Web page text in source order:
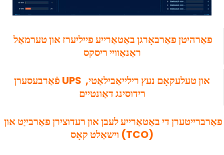
פאַרהיטן פאַרבאָרגן באַטאַרייע פייליערז און טערמאַל
ראַנאַוויי ריסקס
פֿאַרבעסערן UPS און טעלעקאָם נעץ רילייאַבילאַטי,
רידוסינג דאַונטיים
וישאַלט קאָס (TCO)